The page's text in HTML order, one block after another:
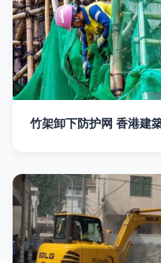
竹架卸下防护网 香港建